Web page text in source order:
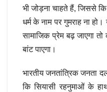
भी जोड़ना चाहते हैं, जिससे
धर्म के नाम पर गुमराह ना
सामाजिक प्रेम बढ़ जाएगा
बांट पाएगा।
भारतीय जनतांत्रिक जनता
कि सियासी रहनुमाओं के